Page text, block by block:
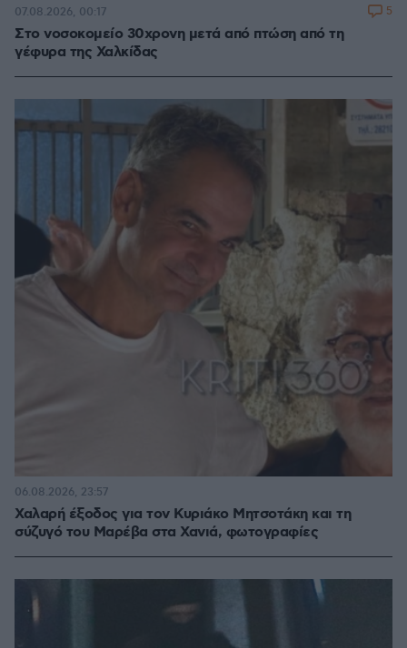
Στο νοσοκομείο 30χρονη μετά από πτώση από τη
γέφυρα της Χαλκίδας
07.08.2026, 00:17 5
Χαλαρή έξοδος για τον Κυριάκο Μητσοτάκη και τη
σύζυγό του Μαρέβα στα Χανιά, φωτογραφίες
06.08.2026, 23:57